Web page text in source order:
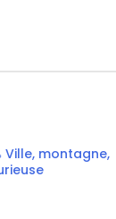
Ville, montagne,